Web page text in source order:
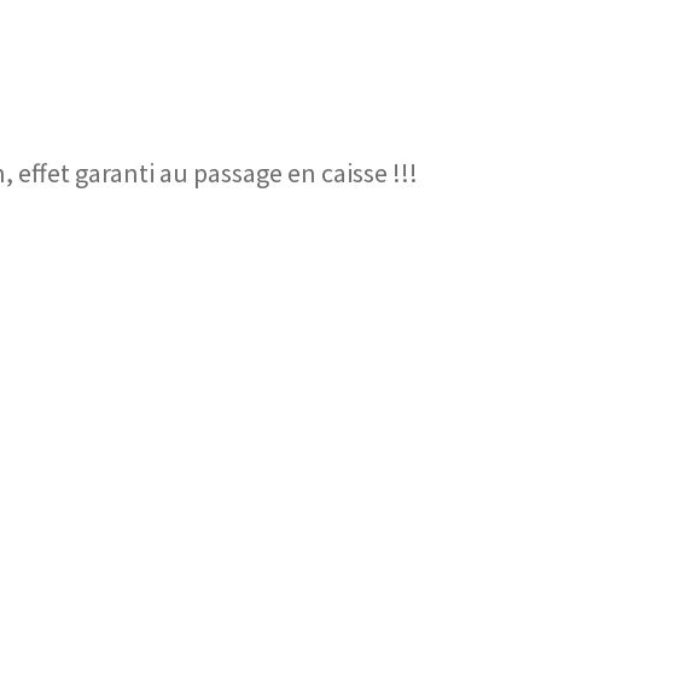
effet garanti au passage en caisse !!!